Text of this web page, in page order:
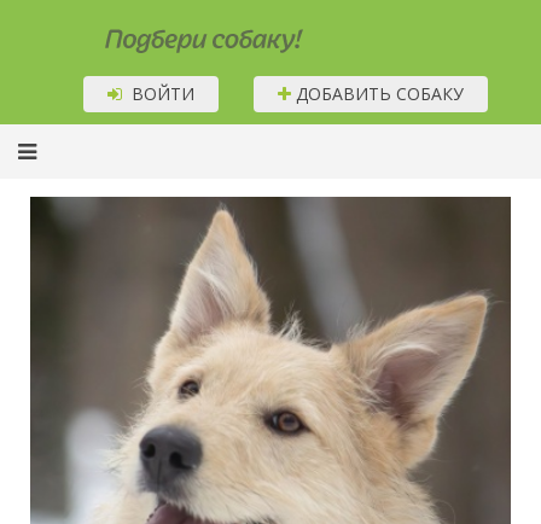
Подбери собаку!
ВОЙТИ ДОБАВИТЬ СОБАКУ